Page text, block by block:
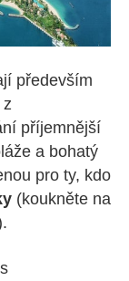
především
příjemnější
a bohatý
pro ty, kdo
(koukněte na